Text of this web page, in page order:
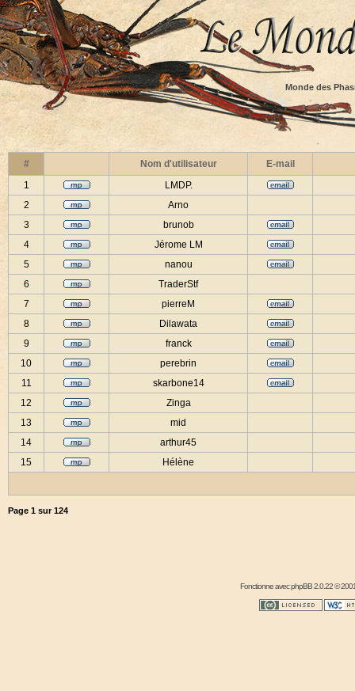
Monde des
# Nom d'utilisateur
E-mail
1
LMDP.
2
Arno
3
brunob
4
Jérome LM
5
nanou
6
TraderStf
7
pierreM
8
Dilawata
9
franck
10
perebrin
11
skarbone14
12
Zinga
13
mid
14
arthur45
15
Hélène
Page 1 sur124
Fonctionne avecphpBB2.0.22 ©